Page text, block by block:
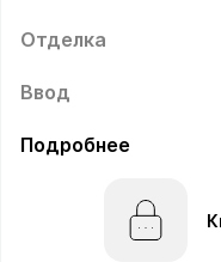
Отделка
Ввод
Подробнее